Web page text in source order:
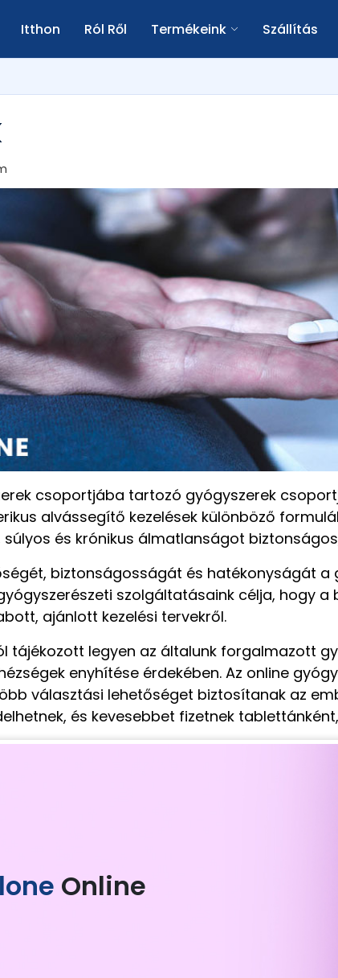
Itthon Ról Ről Termékeink Szállítás
csoportjába tartozó gyógyszerek
alvássegítő kezelések különböző
súlyos és krónikus álmatlanságot
biztonságosságát és hatékonyságát
szolgáltatásaink célja, hogy
ajánlott kezelési tervekről.
tájékozott legyen az általunk forgalmazott
enyhítése érdekében. Az online
választási lehetőséget biztosítanak az
és kevesebbet fizetnek
Online